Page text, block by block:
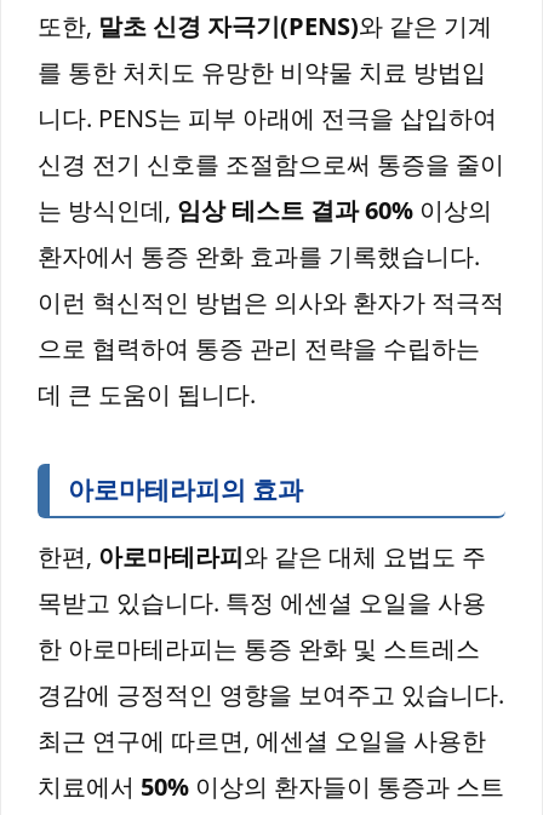
또한, 말초 신경 자극기(PENS)와 같은 기계
를 통한 처치도 유망한 비약물 치료 방법입
니다. PENS는 피부 아래에 전극을 삽입하여
신경 전기 신호를 조절함으로써 통증을 줄이
는 방식인데, 임상 테스트 결과 60% 이상의
환자에서 통증 완화 효과를 기록했습니다.
이런 혁신적인 방법은 의사와 환자가 적극적
으로 협력하여 통증 관리 전략을 수립하는
데 큰 도움이 됩니다.
아로마테라피의 효과
한편, 아로마테라피와 같은 대체 요법도 주
목받고 있습니다. 특정 에센셜 오일을 사용
한 아로마테라피는 통증 완화 및 스트레스
경감에 긍정적인 영향을 보여주고 있습니다.
최근 연구에 따르면, 에센셜 오일을 사용한
치료에서 50% 이상의 환자들이 통증과 스트